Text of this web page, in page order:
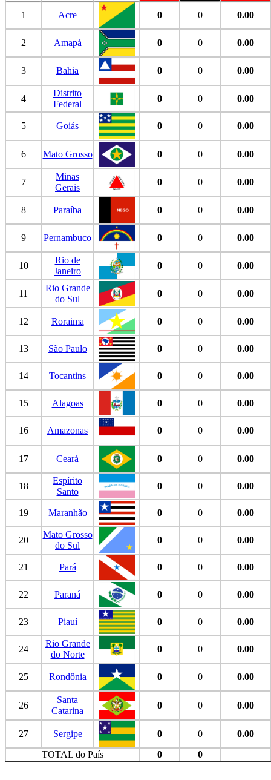
1 Acre 0 0 0.00
2 Amapá 0 0 0.00
3 Bahia 0 0 0.00
4
Distrito
Federal
0 0 0.00
5 Goiás 0 0 0.00
6 Mato Grosso 0 0 0.00
7
Minas
Gerais
0 0 0.00
8 Paraíba 0 0 0.00
9 Pernambuco 0 0 0.00
10
Rio de
Janeiro
0 0 0.00
11
Rio Grande
do Sul
0 0 0.00
12 Roraima 0 0 0.00
13 São Paulo 0 0 0.00
14 Tocantins 0 0 0.00
15 Alagoas 0 0 0.00
16 Amazonas 0 0 0.00
17 Ceará 0 0 0.00
18
Espírito
Santo
0 0 0.00
19 Maranhão 0 0 0.00
20
Mato Grosso
do Sul
0 0 0.00
21 Pará 0 0 0.00
22 Paraná 0 0 0.00
23 Piauí 0 0 0.00
24
Rio Grande
do Norte
0 0 0.00
25 Rondônia 0 0 0.00
26
Santa
Catarina
0 0 0.00
27 Sergipe 0 0
0.00
TOTAL do País
0 0